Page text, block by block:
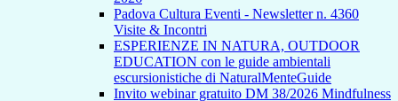
Padova Cultura Eventi - Newsletter n. 4360
Visite & Incontri
ESPERIENZE IN NATURA, OUTDOOR
EDUCATION con le guide ambientali
escursionistiche di NaturalMenteGuide
Invito webinar gratuito DM 38/2026 Mindfulness